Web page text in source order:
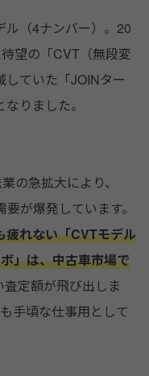
ル（4ナンバー）。20
望の「CVT（無段変
ていた「JOINター
りました。
の急拡大により、
が爆発しています。
疲れない「CVTモデル
」は、中古車市場で
定額が飛び出しま
手頃な仕事用として